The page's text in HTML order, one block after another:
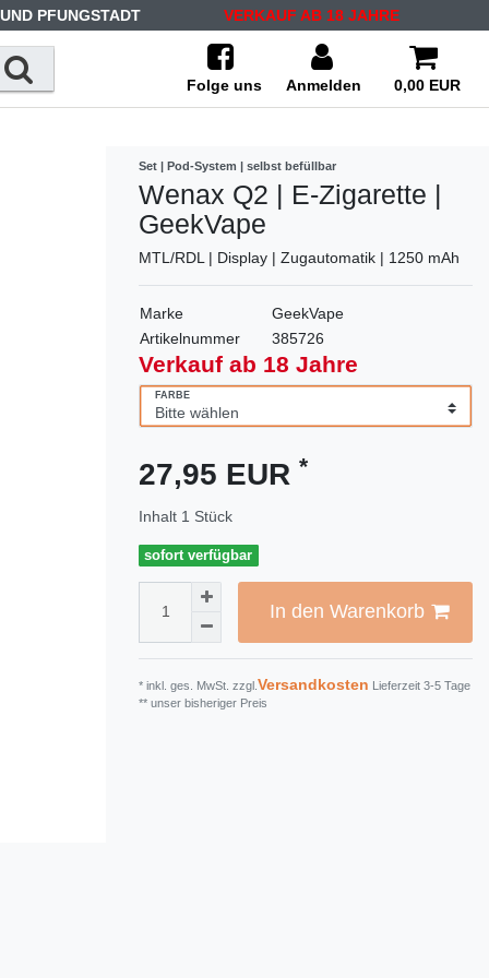
PFUNGSTADT VERKAUF AB 18 JAHRE
Folge uns Anmelden 0,00 EUR
Set | Pod-System | selbst befüllbar
Wenax Q2 | E-Zigarette |
GeekVape
MTL/RDL | Display | Zugautomatik | 1250 mAh
Marke
GeekVape
Artikelnummer
385726
Verkauf ab 18 Jahre
FARBE
27,95 EUR *
Inhalt 1 Stück
sofort verfügbar
In den Warenkorb
* inkl. ges. MwSt. zzgl. Versandkosten Lieferzeit 3-5 Tage
** unser bisheriger Preis